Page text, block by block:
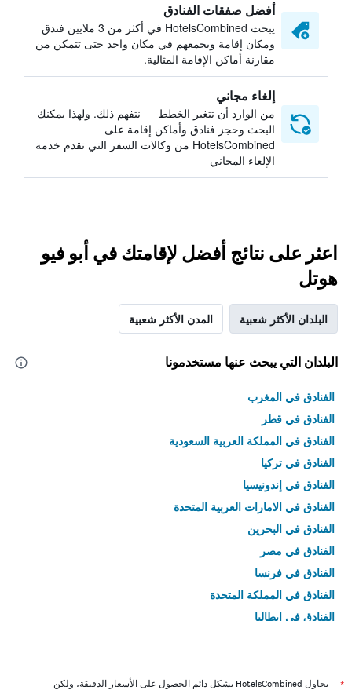
أفضل صفقات الفنادق
يبحث HotelsCombined في أكثر من 3 ملايين فندق
ومكان إقامة ويجمعهم في مكان واحد حتى تتمكن من
مقارنة أماكن الإقامة المثالية.
إلغاء مجاني
من الوارد أن تتغير الخطط — نتفهم ذلك. ولهذا يمكنك
البحث وحجز فنادق وأماكن إقامة على
HotelsCombined من وكالات السفر التي تقدم خدمة
الإلغاء المجاني
اعثر على نتائج أفضل لإقامتك في أبو فيو
هوتل
البلدان الأكثر شعبية المدن الأكثر شعبية
البلدان التي يبحث عنها مستخدمونا
الفنادق في المغرب
الفنادق في قطر
الفنادق في المملكة العربية السعودية
الفنادق في تركيا
الفنادق في إندونيسيا
الفنادق في الامارات العربية المتحدة
الفنادق في البحرين
الفنادق في مصر
الفنادق في فرنسا
الفنادق في المملكة المتحدة
الفنادق في إيطاليا
* يحاول HotelsCombined بشكل دائم الحصول على الأسعار الدقيقة، ولكن